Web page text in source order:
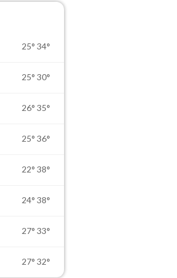
25° 34°
25° 30°
26° 35°
25° 36°
22° 38°
24° 38°
27° 33°
27° 32°